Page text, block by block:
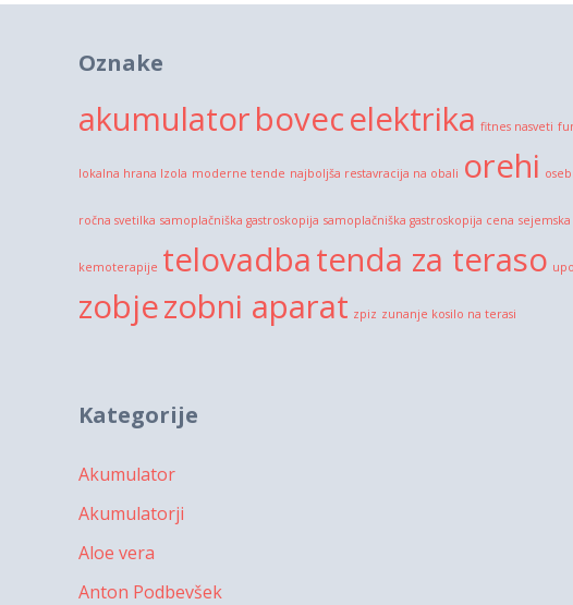
Oznake
akumulatorbovecelektrika fitnes nasveti
lokalna hrana Izola moderne tende najboljša restavracija na obali orehi
ročna svetilka samoplačniška gastroskopija samoplačniška gastroskopija cena
kemoterapije telovadbatenda za teraso
zobjezobni aparat zpiz zunanje kosilo na terasi
Kategorije
Akumulator
Akumulatorji
Aloe vera
Anton Podbevšek